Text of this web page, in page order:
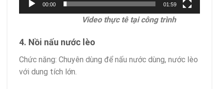
00:00 01:59
Video thực tê tại công trình
4. Nồi nấu nước lèo
Chức năng: Chuyên dùng để nấu nước dùng, nước lèo
với dung tích lớn.